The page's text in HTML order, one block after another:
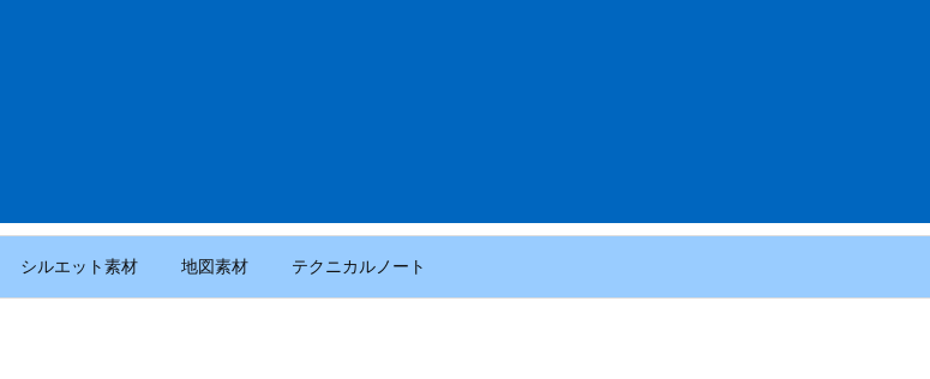
シルエット素材 地図素材 テクニカルノート